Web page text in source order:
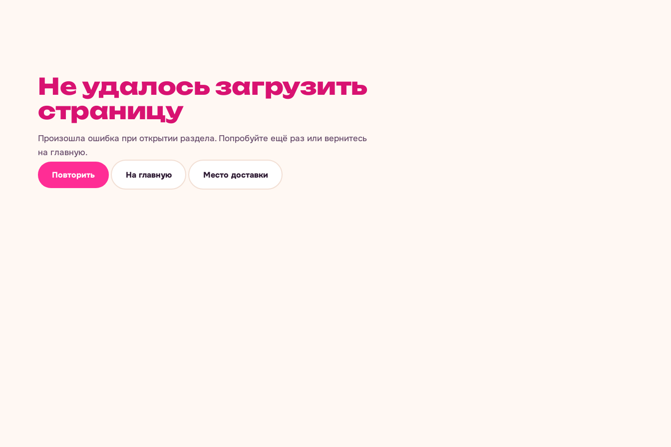
Не удалось загрузить
страницу
Произошла ошибка при открытии раздела. Попробуйте ещё раз или вернитесь
на главную.
Повторить На главную Место доставки